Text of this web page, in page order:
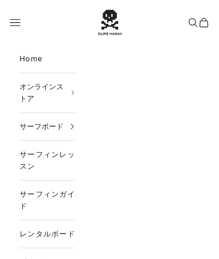
CLIPS HAWAII
メニュー
検索カー
Home
オンラインス
トア
サーフボード
サーフィンレッ
スン
サーフィンガイ
ド
レンタルボード